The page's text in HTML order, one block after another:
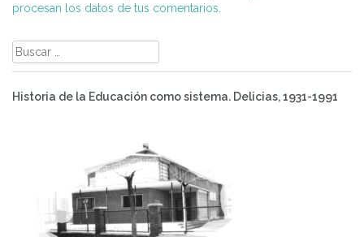
procesan los datos de tus comentarios.
Buscar:
Historia de la Educación como sistema. Delicias, 1931-1991